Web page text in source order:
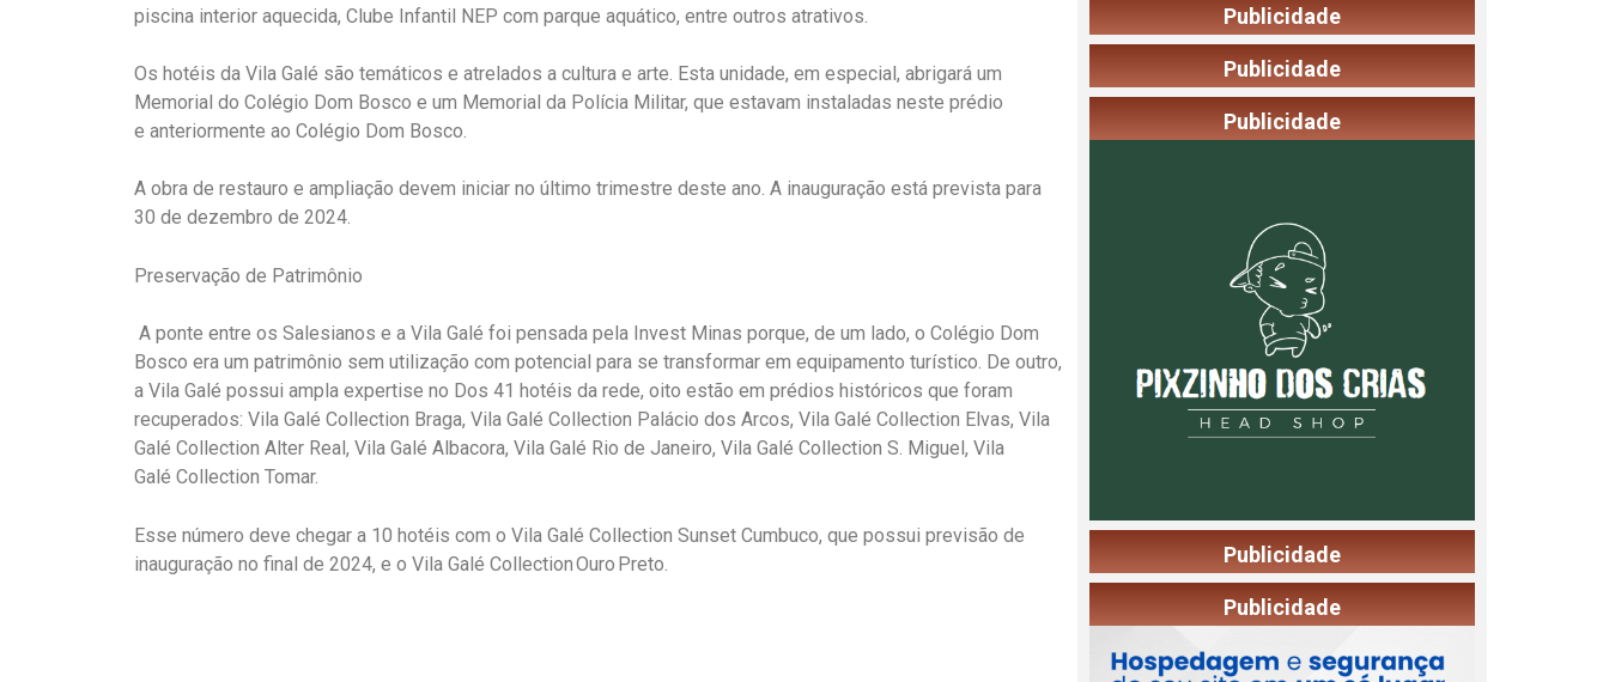
piscina interior aquecida, Clube Infantil NEP com parque aquático, entre outros atrativos.
Os hotéis da Vila Galé são temáticos e atrelados a cultura e arte. Esta unidade, em especial, abrigará um
Memorial do Colégio Dom Bosco e um Memorial da Polícia Militar, que estavam instaladas neste prédio
e anteriormente ao Colégio Dom Bosco.
A obra de restauro e ampliação devem iniciar no último trimestre deste ano. A inauguração está prevista para
30 de dezembro de 2024.
Preservação de Patrimônio
A ponte entre os Salesianos e a Vila Galé foi pensada pela Invest Minas porque, de um lado, o Colégio Dom
Bosco era um patrimônio sem utilização com potencial para se transformar em equipamento turístico. De outro,
a Vila Galé possui ampla expertise no Dos 41 hotéis da rede, oito estão em prédios históricos que foram
recuperados: Vila Galé Collection Braga, Vila Galé Collection Palácio dos Arcos, Vila Galé Collection Elvas, Vila
Galé Collection Alter Real, Vila Galé Albacora, Vila Galé Rio de Janeiro, Vila Galé Collection S. Miguel, Vila
Galé Collection Tomar.
Esse número deve chegar a 10 hotéis com o Vila Galé Collection Sunset Cumbuco, que possui previsão de
inauguração no final de 2024, e o Vila Galé Collection Ouro Preto.
Publicidade
Publicidade
Publicidade
Publicidade
Publicidade